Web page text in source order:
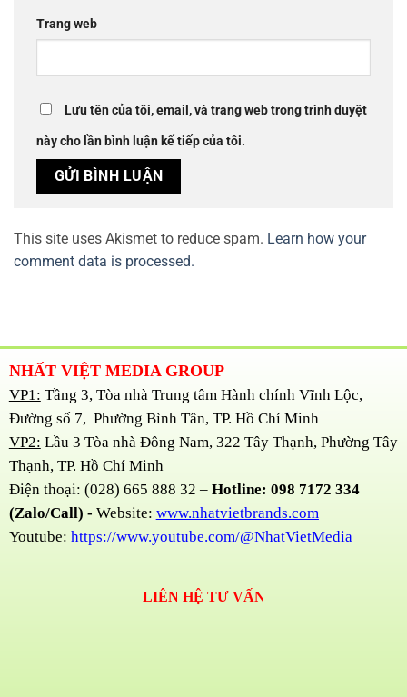
Trang web
Lưu tên của tôi, email, và trang web trong trình duyệt
này cho lần bình luận kế tiếp của tôi.
This site uses Akismet to reduce spam. Learn how your
comment data is processed.
NHẤT VIỆT MEDIA GROUP
VP1: Tầng 3, Tòa nhà Trung tâm Hành chính Vĩnh Lộc,
Đường số 7, Phường Bình Tân, TP. Hồ Chí Minh
VP2: Lầu 3 Tòa nhà Đông Nam, 322 Tây Thạnh, Phường Tây
Thạnh, TP. Hồ Chí Minh
Điện thoại: (028) 665 888 32 – Hotline: 098 7172 334
(Zalo/Call) - Website: www.nhatvietbrands.com
Youtube: https://www.youtube.com/@NhatVietMedia
LIÊN HỆ TƯ VẤN